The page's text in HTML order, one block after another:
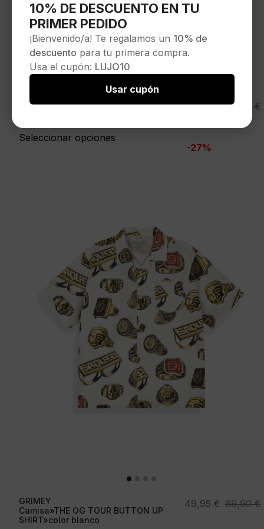
GRIMEY
Seleccionar opciones
74,90€
El
era:
55,00€
El
es:
-27%
GRIMEY
Camisa»THE OG TOUR BUTTON UP
SHIRT»color blanco
69,90€
El
49,95 €
El
10% DE DESCUENTO EN TU
PRIMER PEDIDO
¡Bienvenido/a! Te regalamos un 10% de
descuento para tu primera compra.
Usa el cupón: LUJO10
Usar cupón